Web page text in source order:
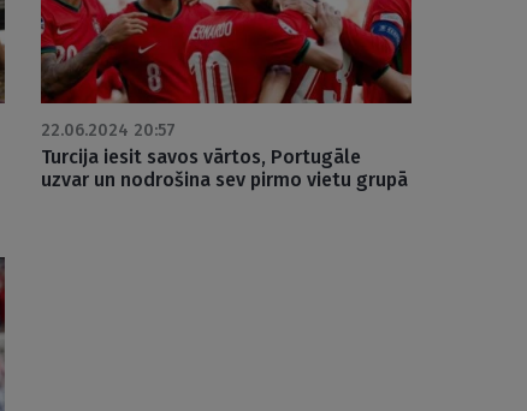
22.06.2024 20:57
Turcija iesit savos vārtos, Portugāle
uzvar un nodrošina sev pirmo vietu grupā